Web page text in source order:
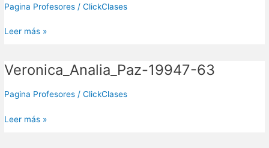
Pagina Profesores /ClickClases
62
Leer más »
Veronica_Analia_Paz-19947-63
Pagina Profesores /ClickClases
Veronica_Analia_Paz-
63
Leer más »